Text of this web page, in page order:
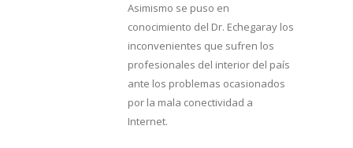
Asimismo se puso en
conocimiento del Dr. Echegaray los
inconvenientes que sufren los
profesionales del interior del país
ante los problemas ocasionados
por la mala conectividad a
Internet.